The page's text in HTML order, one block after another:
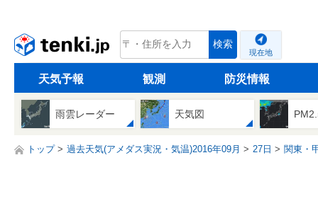
tenki.jp 検索
現在地
天気予報 観測 防災情報
雨雲レーダー 天気図
トップ 過去天気(アメダス実況・気温)2016年09月 27日 関東・